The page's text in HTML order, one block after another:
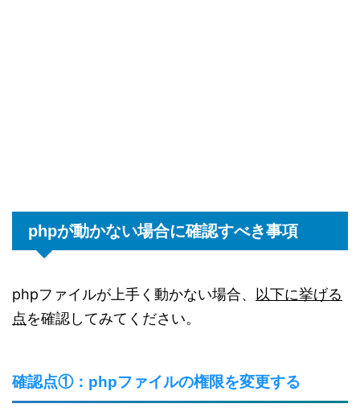
phpが動かない場合に確認すべき事項
phpファイルが上手く動かない場合、
以下に挙げる
点を確認してみてください。
確認点①：phpファイルの権限を変更する